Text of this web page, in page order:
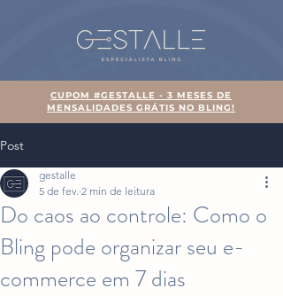
CUPOM #GESTALLE - 3 MESES DE
MENSALIDADES GRÁTIS NO BLING!
Post
Do caos ao controle: Como o
Bling pode organizar seu e-
commerce em 7 dias
gestalle
5 de fev. 2 min de leitura